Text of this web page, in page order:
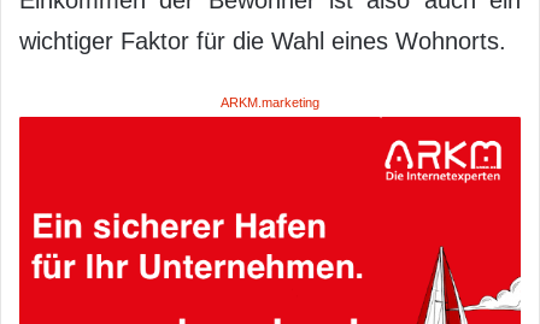
wichtiger Faktor für die Wahl eines Wohnorts.
ARKM.marketing